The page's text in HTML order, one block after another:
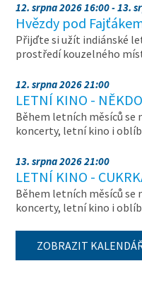
12. srpna 2026 16:00 - 13.
Hvězdy pod
Přijďte si užít indiánské
prostředí kouzelného
12. srpna 2026 21:00
LETNÍ KINO -
Během letních měsíců
koncerty, letní kino i
13. srpna 2026 21:00
LETNÍ KINO -
Během letních měsíců
koncerty, letní kino i
ZOBRAZIT